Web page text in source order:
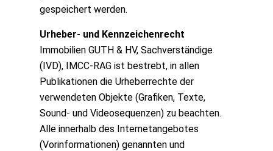
gespeichert werden.
Urheber- und Kennzeichenrecht
Immobilien GUTH & HV, Sachverständige
(IVD), IMCC-RAG ist bestrebt, in allen
Publikationen die Urheberrechte der
verwendeten Objekte (Grafiken, Texte,
Sound- und Videosequenzen) zu beachten.
Alle innerhalb des Internetangebotes
(Vorinformationen) genannten und